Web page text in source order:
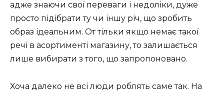
адже знаючи свої переваги і недоліки, дуже
просто підібрати ту чи іншу річ, що зробить
образ ідеальним. От тільки якщо немає такої
речі в асортименті магазину, то залишається
лише вибирати з того, що запропоновано.
Хоча далеко не всі люди роблять саме так. На